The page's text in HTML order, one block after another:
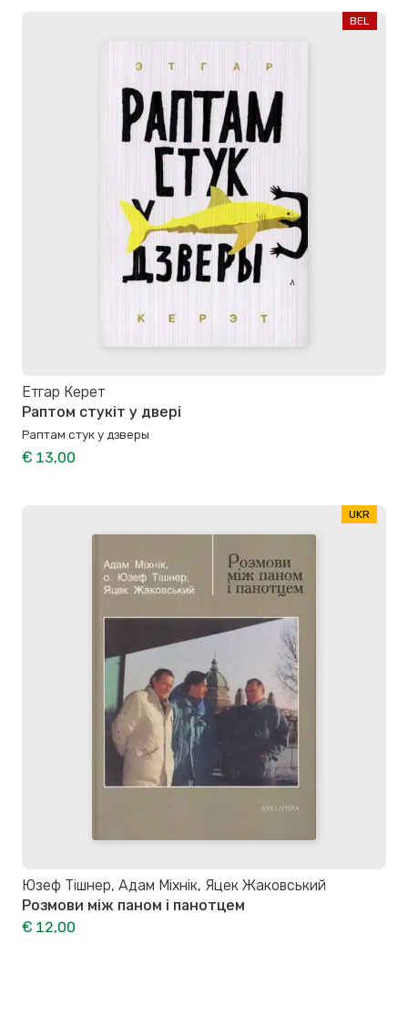
BEL
Етгар Керет
Раптом стукіт у двері
Раптам стук у дзверы
€ 13,00
UKR
Юзеф Тішнер, Адам Міхнік, Яцек Жаковський
Розмови між паном і панотцем
€ 12,00